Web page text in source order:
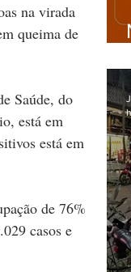
na virada
queima de
Saúde, do
está em
está em
de 76%
casos e